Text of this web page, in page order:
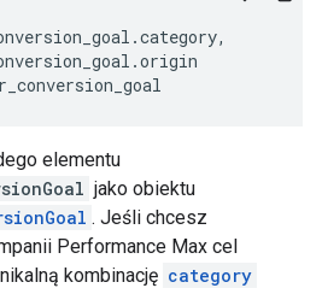
.category,
.origin
elementu
jako obiektu
. Jeśli chcesz
Performance Max cel
kombinację category